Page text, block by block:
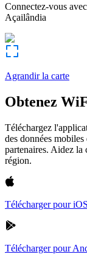
Connectez-vous
Açailândia
Agrandir la carte
Obtenez
Téléchargez
des données
partenaires. Aidez la
région.
Télécharger pour iOS
Télécharger pour